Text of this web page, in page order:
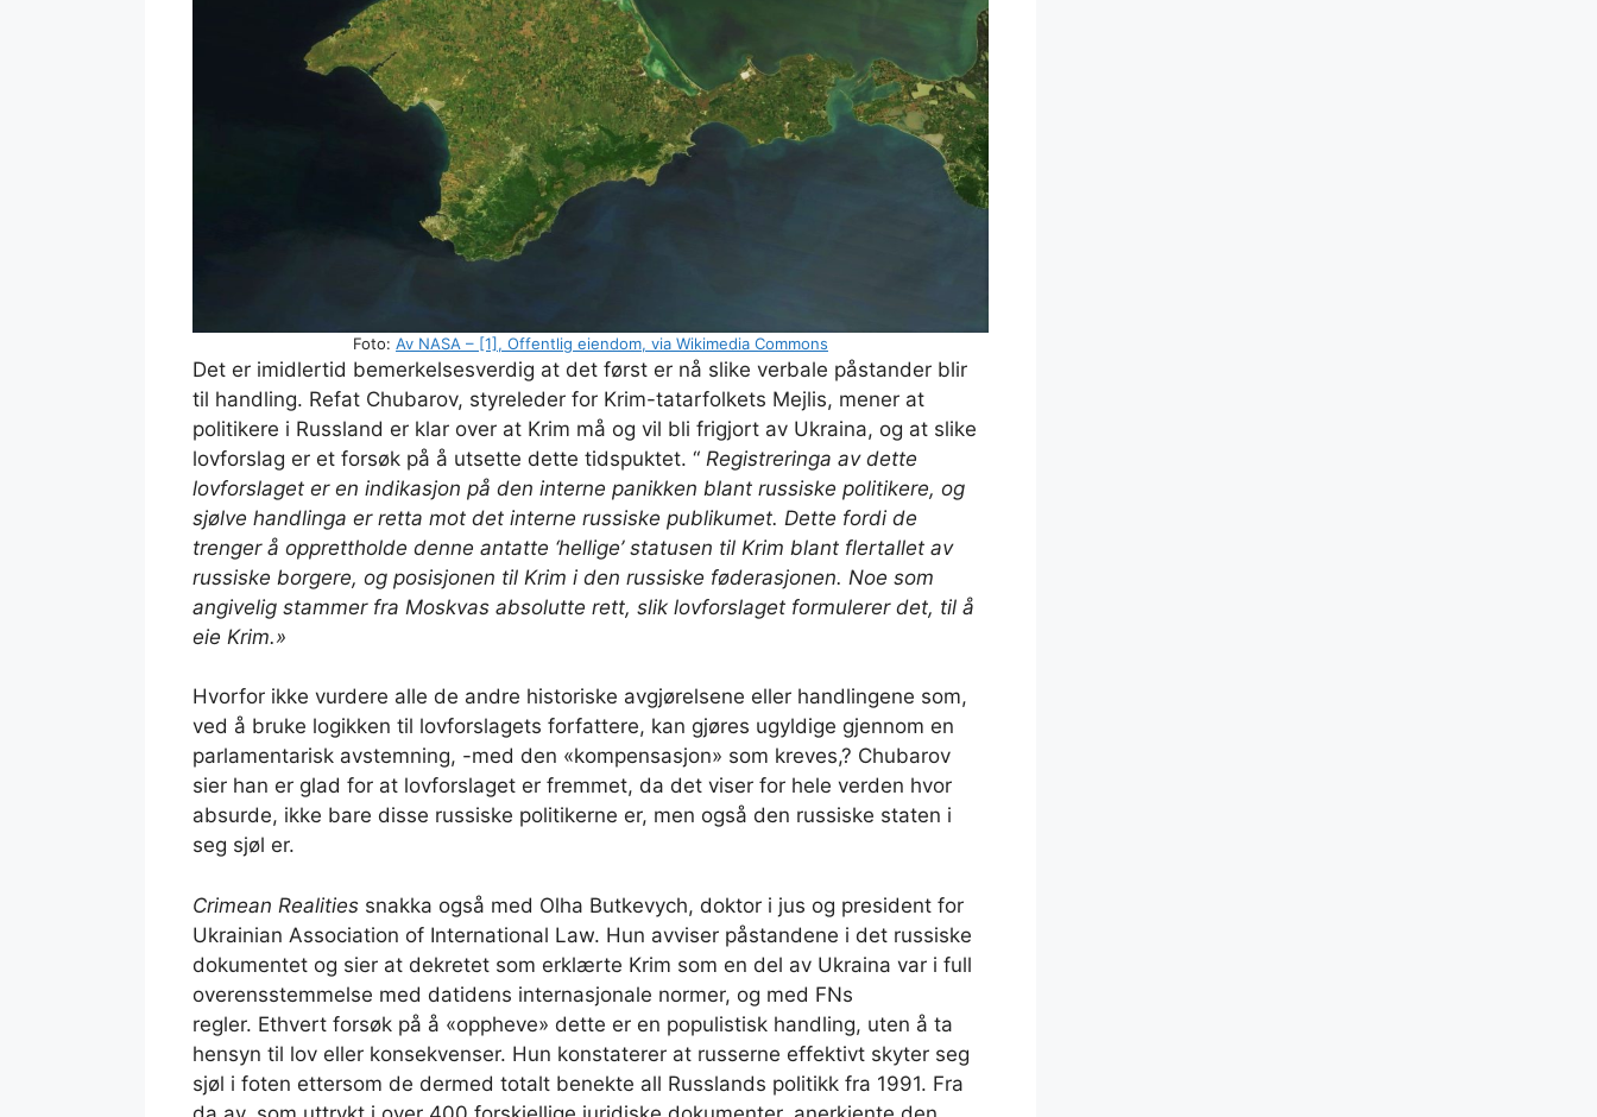
Foto: Av NASA – [1], Offentlig eiendom, via Wikimedia Commons
Det er imidlertid bemerkelsesverdig at det først er nå slike verbale påstander blir
til handling. Refat Chubarov, styreleder for Krim-tatarfolkets Mejlis, mener at
politikere i Russland er klar over at Krim må og vil bli frigjort av Ukraina, og at slike
lovforslag er et forsøk på å utsette dette tidspuktet. “ Registreringa av dette
lovforslaget er en indikasjon på den interne panikken blant russiske politikere, og
sjølve handlinga er retta mot det interne russiske publikumet. Dette fordi de
trenger å opprettholde denne antatte ‘hellige’ statusen til Krim blant flertallet av
russiske borgere, og posisjonen til Krim i den russiske føderasjonen. Noe som
angivelig stammer fra Moskvas absolutte rett, slik lovforslaget formulerer det, til å
eie Krim.»
Hvorfor ikke vurdere alle de andre historiske avgjørelsene eller handlingene som,
ved å bruke logikken til lovforslagets forfattere, kan gjøres ugyldige gjennom en
parlamentarisk avstemning, -med den «kompensasjon» som kreves,? Chubarov
sier han er glad for at lovforslaget er fremmet, da det viser for hele verden hvor
absurde, ikke bare disse russiske politikerne er, men også den russiske staten i
seg sjøl er.
Crimean Realities snakka også med Olha Butkevych, doktor i jus og president for
Ukrainian Association of International Law. Hun avviser påstandene i det russiske
dokumentet og sier at dekretet som erklærte Krim som en del av Ukraina var i full
overensstemmelse med datidens internasjonale normer, og med FNs
regler. Ethvert forsøk på å «oppheve» dette er en populistisk handling, uten å ta
hensyn til lov eller konsekvenser. Hun konstaterer at russerne effektivt skyter seg
sjøl i foten ettersom de dermed totalt benekte all Russlands politikk fra 1991. Fra